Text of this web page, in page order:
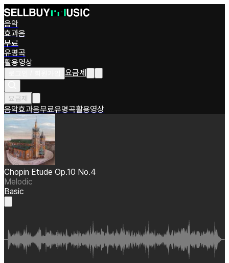
음악
효과음
무료
유명곡
활용영상
요금제
요금제
음악효과음무료유명곡활용영상
Chopin Etude Op.10 No.4
Melodic
Basic